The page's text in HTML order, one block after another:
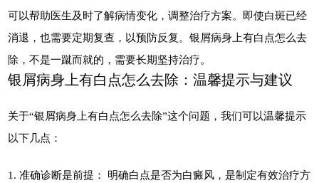
可以帮助医生及时了解病情变化，调整治疗方案。即使白斑已经
消退，也需要定期复查，以预防反复。银屑病身上有白点怎么去
除，不是一蹴而就的，需要长期坚持治疗。
银屑病身上有白点怎么去除：温馨提示与建议
关于“银屑病身上有白点怎么去除”这个问题，我们可以温馨提示
以下几点：
1. 准确诊断是前提： 明确白点是否为白癜风，是制定有效治疗方